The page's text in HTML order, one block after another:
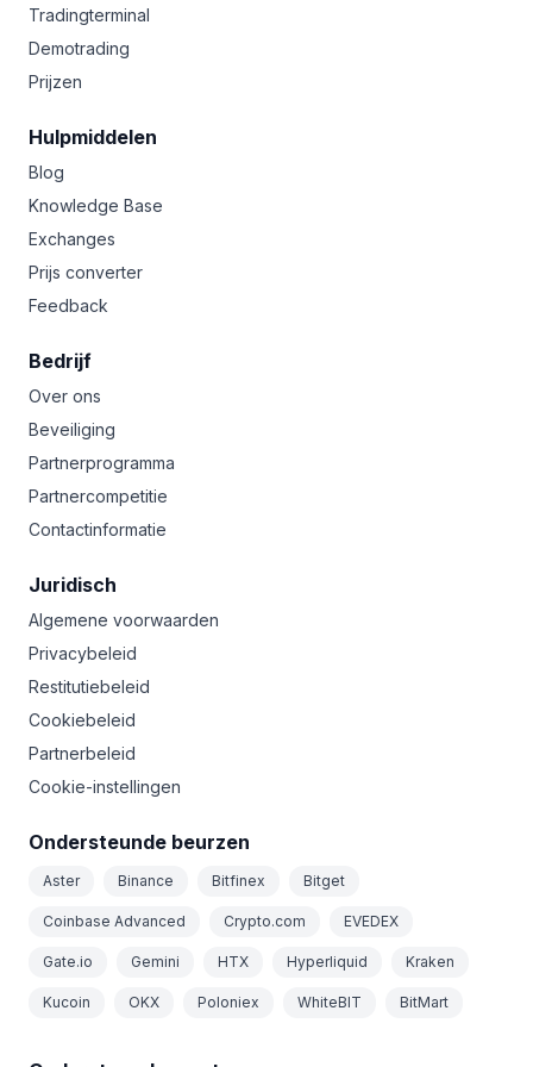
Tradingterminal
Demotrading
Prijzen
Hulpmiddelen
Blog
Knowledge Base
Exchanges
Prijs converter
Feedback
Bedrijf
Over ons
Beveiliging
Partnerprogramma
Partnercompetitie
Contactinformatie
Juridisch
Algemene voorwaarden
Privacybeleid
Restitutiebeleid
Cookiebeleid
Partnerbeleid
Cookie-instellingen
Ondersteunde beurzen
Aster Binance Bitfinex Bitget
Coinbase Advanced Crypto.com EVEDEX
Gate.io Gemini HTX Hyperliquid Kraken
Kucoin OKX Poloniex WhiteBIT BitMart